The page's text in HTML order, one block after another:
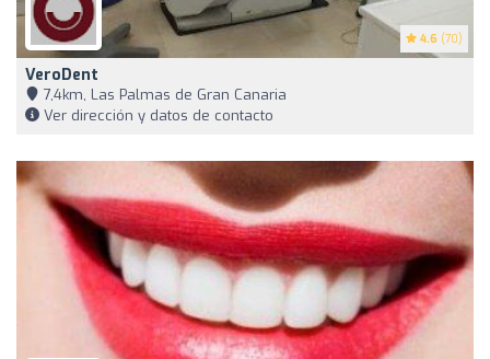
4.6 (70)
VeroDent
7,4km, Las Palmas de Gran Canaria
Ver dirección y datos de contacto